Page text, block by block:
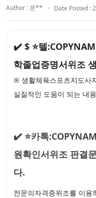
Author : 문** Date Posted :
✔️ $ ⭐텔
학졸업증명서위조
※ 생활체육스포츠지도사
실질적인 도움이 되는 내
✔️ ⭐카톡
원확인서위조 판결
다.
전문의자격증위조를 이